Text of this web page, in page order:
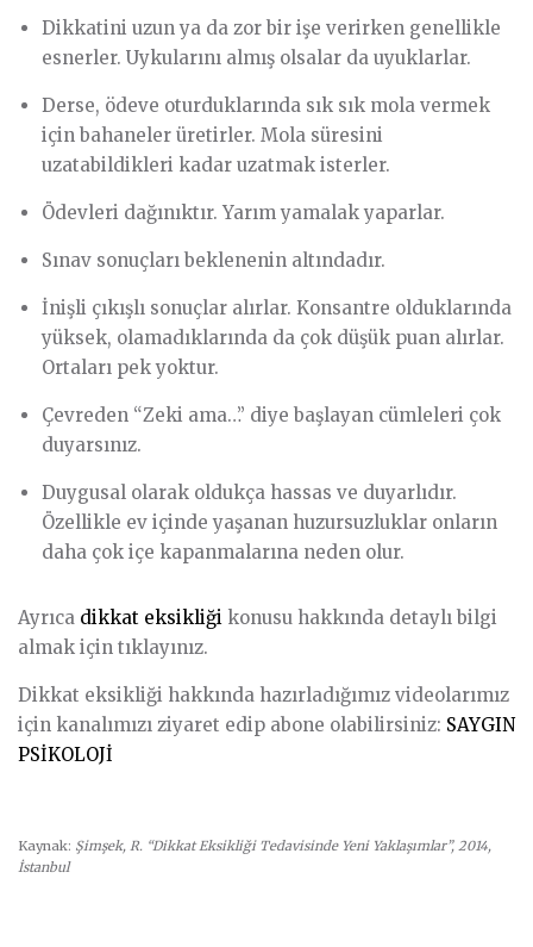
Dikkatini uzun ya da zor bir işe verirken genellikle
esnerler. Uykularını almış olsalar da uyuklarlar.
Derse, ödeve oturduklarında sık sık mola vermek
için bahaneler üretirler. Mola süresini
uzatabildikleri kadar uzatmak isterler.
Ödevleri dağınıktır. Yarım yamalak yaparlar.
Sınav sonuçları beklenenin altındadır.
İnişli çıkışlı sonuçlar alırlar. Konsantre olduklarında
yüksek, olamadıklarında da çok düşük puan alırlar.
Ortaları pek yoktur.
Çevreden “Zeki ama…” diye başlayan cümleleri çok
duyarsınız.
Duygusal olarak oldukça hassas ve duyarlıdır.
Özellikle ev içinde yaşanan huzursuzluklar onların
daha çok içe kapanmalarına neden olur.
Ayrıca dikkat eksikliği konusu hakkında detaylı bilgi
almak için tıklayınız.
Dikkat eksikliği hakkında hazırladığımız videolarımız
için kanalımızı ziyaret edip abone olabilirsiniz: SAYGIN
PSİKOLOJİ
Kaynak: Şimşek, R. “Dikkat Eksikliği Tedavisinde Yeni Yaklaşımlar”, 2014,
İstanbul